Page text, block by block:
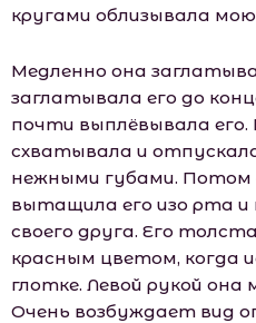
кругами облизывала
Медленно она
заглатывала его до
почти выплёвывала его.
схватывала и
нежными губами. Потом
вытащила его изо рта и
своего друга. Его
красным цветом, когда
глотке. Левой рукой она
Очень возбуждает вид